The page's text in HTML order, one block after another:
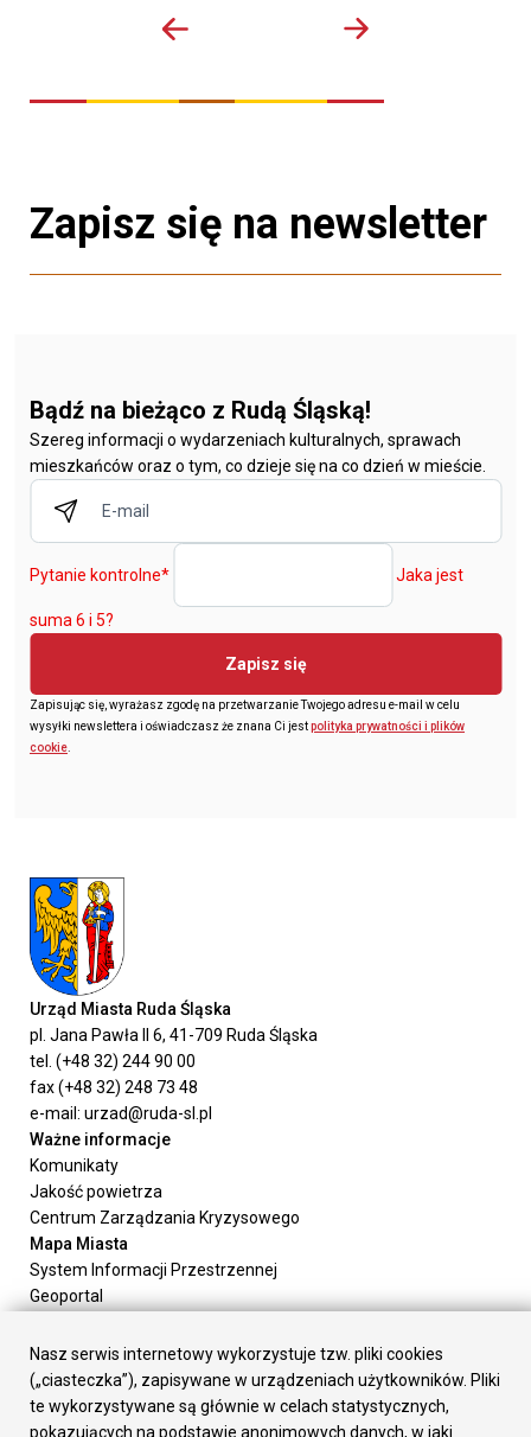
Zapisz się na newsletter
Bądź na bieżąco z Rudą Śląską!
Szereg informacji o wydarzeniach kulturalnych, sprawach
mieszkańców oraz o tym, co dzieje się na co dzień w mieście.
Pytanie kontrolne* Jaka jest
suma 6 i 5?
Zapisz się
Zapisując się, wyrażasz zgodę na przetwarzanie Twojego adresu e-mail w celu
wysyłki newslettera i oświadczasz że znana Ci jestpolityka prywatności i plików
cookie
Urząd Miasta Ruda Śląska
pl. Jana Pawła II 6, 41-709 Ruda Śląska
tel. (+48 32) 244 90 00
fax (+48 32) 248 73 48
e-mail: urzad@ruda-sl.pl
Ważne informacje
Komunikaty
Jakość powietrza
Centrum Zarządzania Kryzysowego
Mapa Miasta
System Informacji Przestrzennej
Geoportal
Załatw sprawę
Prezydent Miasta
Rada Miasta
Wydziały
Nasz serwis internetowy wykorzystuje tzw. pliki cookies
(„ciasteczka”), zapisywane w urządzeniach użytkowników. Pliki
te wykorzystywane są głównie w celach statystycznych,
pokazujących na podstawie anonimowych danych, w jaki